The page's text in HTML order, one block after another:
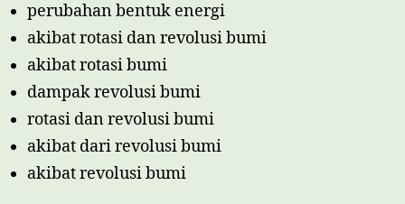
perubahan bentuk energi
akibat rotasi dan revolusi bumi
akibat rotasi bumi
dampak revolusi bumi
rotasi dan revolusi bumi
akibat dari revolusi bumi
akibat revolusi bumi